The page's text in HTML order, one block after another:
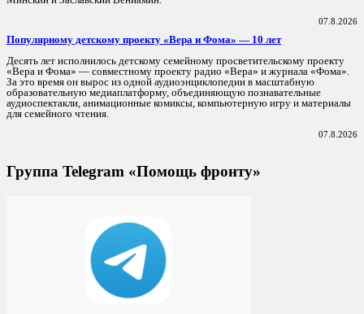
07.8.2026
Популярному детскому проекту «Вера и Фома» — 10 лет
Десять лет исполнилось детскому семейному просветительскому проекту
«Вера и Фома» — совместному проекту радио «Вера» и журнала «Фома».
За это время он вырос из одной аудиоэнциклопедии в масштабную
образовательную медиаплатформу, объединяющую познавательные
аудиоспектакли, анимационные комиксы, компьютерную игру и материалы
для семейного чтения.
07.8.2026
Группа Telegram «Помощь фронту»